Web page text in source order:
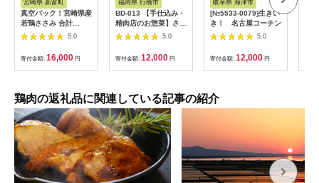
宮崎県 新富町
真空パック！宮崎県産
若鶏ささみ 合計
5kg【C407】
5.0
寄付金額: 16,000 円
福岡県 行橋市
BD-013 【手仕込み・
精肉店のお惣菜】ささ
みカツ70g×12枚
5.0
寄付金額: 12,000 円
岐阜県 海津市
[№5533-0079]生きい
き！ 名古屋コーチン
5.0
寄付金額: 12,000 円
鶏肉の返礼品に関連している記事の紹介